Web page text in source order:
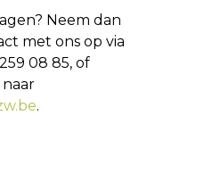
Neem dan
met ons op via
08 85, of
.